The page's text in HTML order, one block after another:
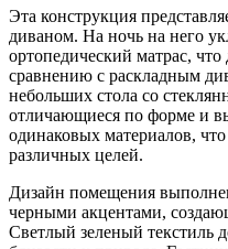
Эта конструкция
диваном. На ночь на него
ортопедический матрас, что
сравнению с раскладным
небольших стола со
отличающиеся по форме и
одинаковых материалов,
различных целей.
Дизайн помещения
черными акцентами,
Светлый зеленый текстиль